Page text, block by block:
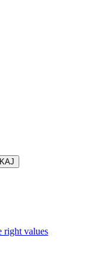
right values